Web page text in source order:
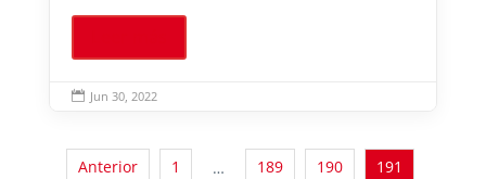
 Jun 30, 2022
Anterior 1 … 189 190 191